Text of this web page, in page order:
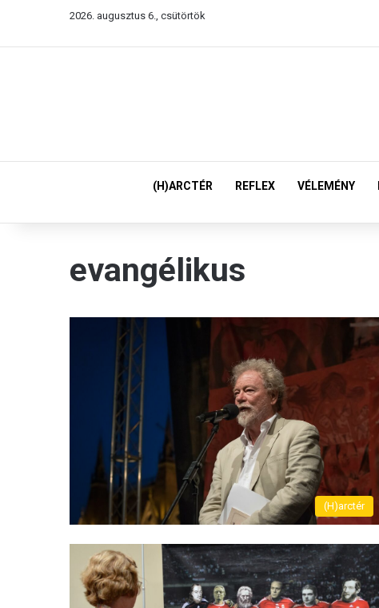
2026. augusztus 6., csütörtök
(H)ARCTÉR REFLEX VÉLEMÉNY
evangélikus
(H)arctér